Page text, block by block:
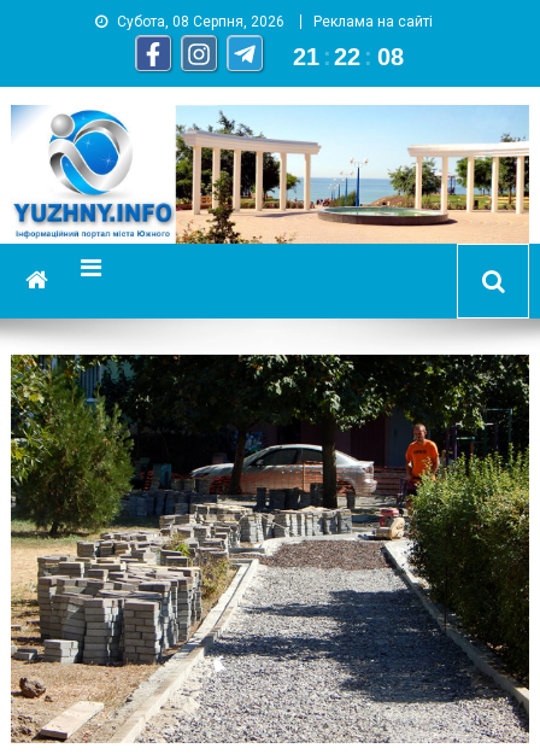
Субота, 08 Серпня, 2026 Реклама на сайті
21 :22 : 09
YUZHNY.INFO
информационный портал города Южный